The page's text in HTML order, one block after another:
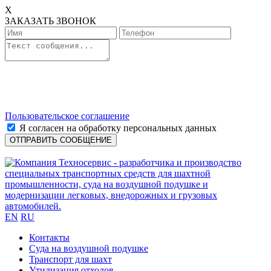
X
ЗАКАЗАТЬ ЗВОНОК
Пользовательское соглашение
Я согласен на обработку персональных данных
EN RU
Контакты
Cуда на воздушной подушке
Транспорт для шахт